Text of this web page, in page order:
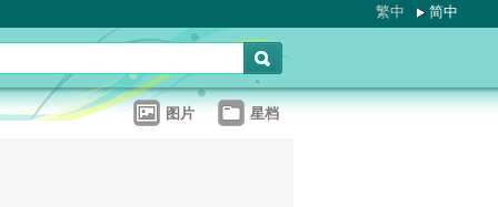
繁中 简中
图片 星档